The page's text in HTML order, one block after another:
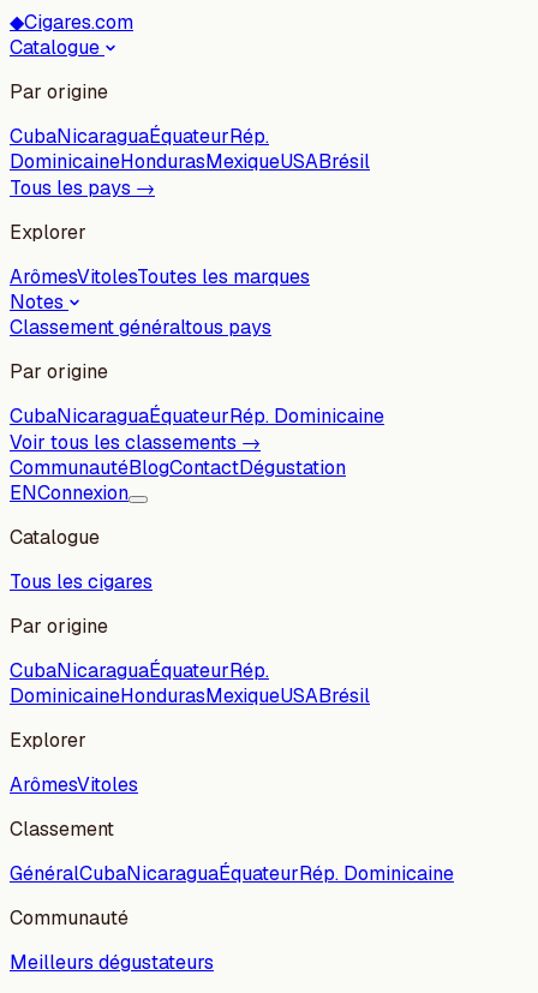
◆Cigares.com
Catalogue
Par origine
CubaNicaraguaÉquateurRép.
DominicaineHondurasMexiqueUSABrésil
Tous les pays →
Explorer
ArômesVitolesToutes les marques
Notes
Classement généraltous pays
Par origine
CubaNicaraguaÉquateurRép. Dominicaine
Voir tous les classements →
CommunautéBlogContactDégustation
ENConnexion
Catalogue
Tous les cigares
Par origine
CubaNicaraguaÉquateurRép.
DominicaineHondurasMexiqueUSABrésil
Explorer
ArômesVitoles
Classement
GénéralCubaNicaraguaÉquateurRép. Dominicaine
Communauté
Meilleurs dégustateurs